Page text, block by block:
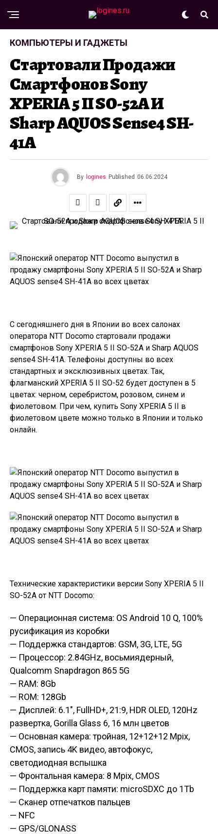
КОМПЬЮТЕРЫ И ГАДЖЕТЫ
Стартовали Продажи
Смартфонов Sony
XPERIA 5 II SO-52A И
Sharp AQUOS Sense4 SH-
41A
By logines Published 06.06.2024
С сегодняшнего дня в Японии во всех салонах
оператора NTT Docomo стартовали продажи
смартфонов Sony XPERIA 5 II SO-52A и Sharp AQUOS
sense4 SH-41A. Телефоны доступны во всех
стандартных и эксклюзивных цветах. Так,
флагманский XPERIA 5 II SO-52 будет доступен в 5
цветах: черном, серебристом, розовом, синем и
фиолетовом. При чем, купить Sony XPERIA 5 II в
фиолетовом цвете можно только в Японии и только
онлайн.
Технические характеристики версии Sony XPERIA 5 II
SO-52A от NTT Docomo:
— Операционная система: OS Android 10 Q, 100%
русификация из коробки
— Поддержка стандартов: GSM, 3G, LTE, 5G
— Процессор: 2.84GHz, восьмиядерный,
Qualcomm Snapdragon 865 5G
— RAM: 8Gb
— ROM: 128Gb
— Дисплей: 6.1″, FullHD+, 21:9, HDR OLED, 120Hz
развертка, Gorilla Glass 6, 16 млн цветов
— Основная камера: тройная, 12+12+12 Mpix,
CMOS, запись 4K видео, автофокус,
светодиодная вспышка
— Фронтальная камера: 8 Mpix, CMOS
— Поддержка карт памяти: microSDXC до 1Tb
— Сканер отпечатков пальцев
— NFC
— GPS/GLONASS